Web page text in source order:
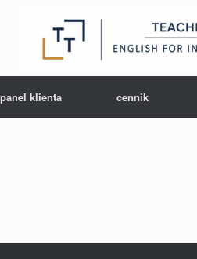
panel klienta cennik